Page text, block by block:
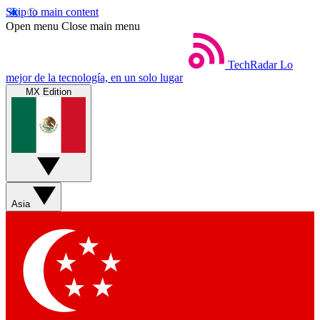
Skip to main content
Open menu Close main menu
TechRadar Lo
mejor de la tecnología, en un solo lugar
MX Edition
Asia